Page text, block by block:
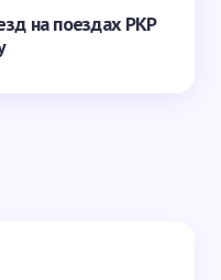
на поездах PKP